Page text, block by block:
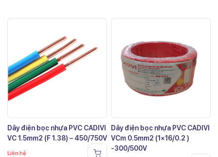
Dây điện bọc nhựa PVC CADIVI
VC 1.5mm2 (F 1.38) – 450/750V
Liên hệ
Dây điện bọc nhựa PVC CADIVI
VCm 0.5mm2 (1×16/0.2 )
-300/500V